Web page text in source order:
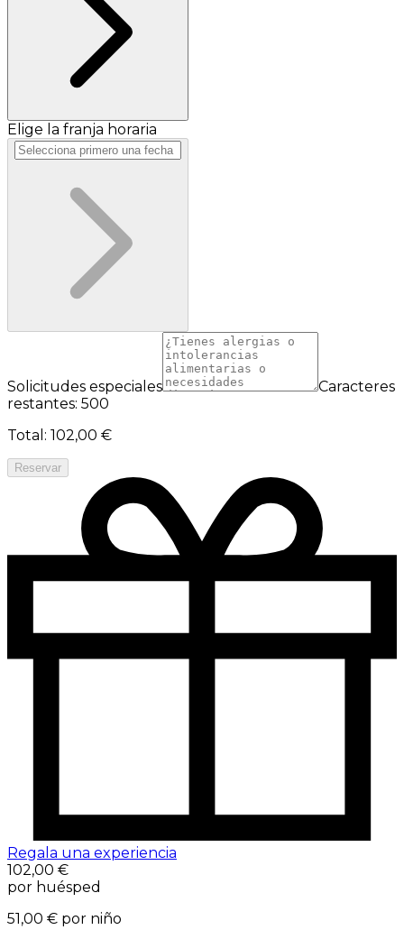
Elige la franja horaria
Solicitudes especiales
Caracteres
restantes: 500
Total : 102,00 €
Reservar
Regala una experiencia
102,00 €
por huésped
51,00 € por niño